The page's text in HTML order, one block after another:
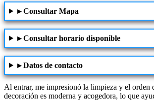
▸ Consultar Mapa
▸ Consultar horario disponible
▸ Datos de contacto
Al entrar, me impresionó la limpieza y el orden
decoración es moderna y acogedora, lo que